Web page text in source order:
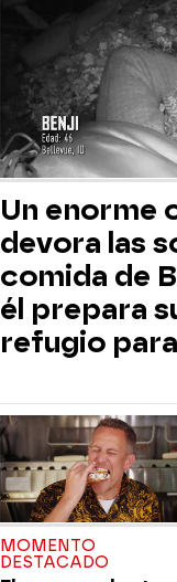
Un enorme
devora las
comida de
él prepara
refugio
MOMENTO
DESTACADO